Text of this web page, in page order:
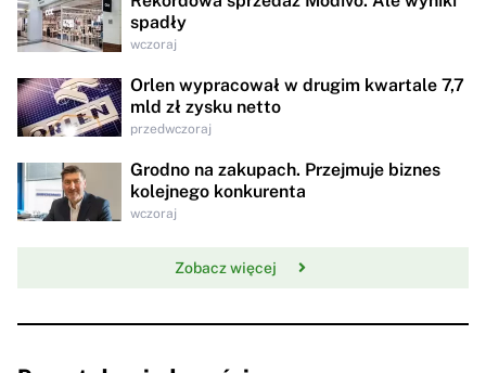
spadły
wczoraj
Orlen wypracował w drugim kwartale 7,7
mld zł zysku netto
przedwczoraj
Grodno na zakupach. Przejmuje biznes
kolejnego konkurenta
wczoraj
Zobacz więcej